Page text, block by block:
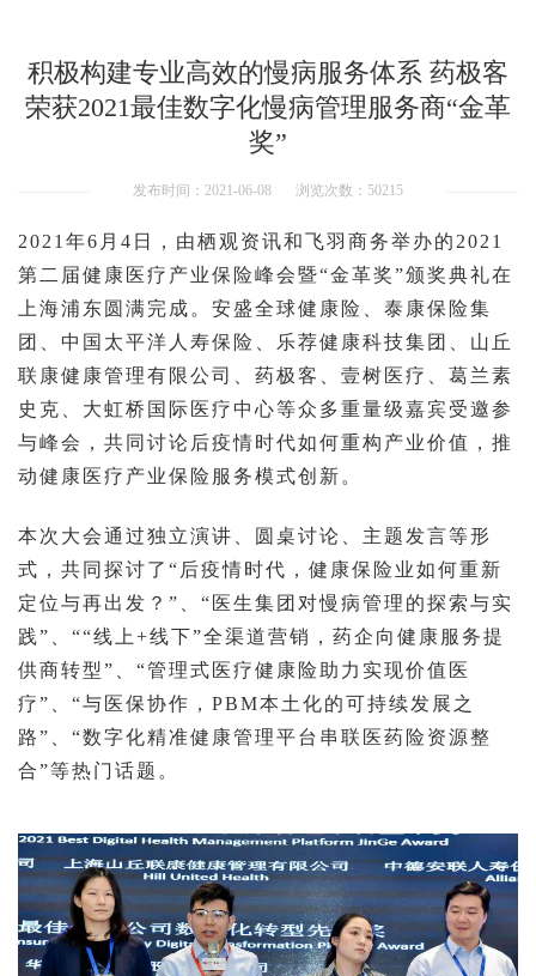
积极构建专业高效的慢病服务体系 药极客
荣获2021最佳数字化慢病管理服务商“金革
奖”
发布时间：2021-06-08 浏览次数：50215
2021年6月4日，由栖观资讯和飞羽商务举办的2021
第二届健康医疗产业保险峰会暨“金革奖”颁奖典礼在
上海浦东圆满完成。 安盛全球健康险、泰康保险集
团、中国太平洋人寿保险、乐荐健康科技集团、山丘
联康健康管理有限公司、药极客、壹树医疗、葛兰素
史克、大虹桥国际医疗中心等众多重量级嘉宾受邀参
与峰会，共同讨论后疫情时代如何重构产业价值，推
动健康医疗产业保险服务模式创新。
本次大会通过独立演讲、圆桌讨论、主题发言等形
式，共同探讨了“后疫情时代，健康保险业如何重新
定位与再出发？”、“医生集团对慢病管理的探索与实
践”、““线上+线下”全渠道营销，药企向健康服务提
供商转型”、“管理式医疗健康险助力实现价值医
疗”、“与医保协作，PBM本土化的可持续发展之
路”、“数字化精准健康管理平台串联医药险资源整
合”等热门话题。